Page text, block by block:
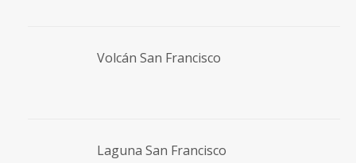
Volcán San Francisco
Laguna San Francisco